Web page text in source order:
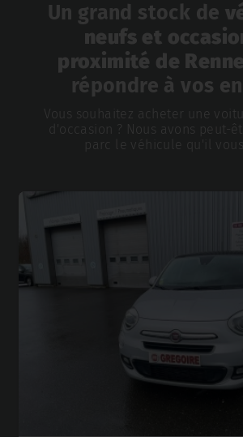
Un grand stock de
neufs et
proximité de
répondre à vos
Vous souhaitez acheter une
d'occasion ? Nous avons peut-
parc le véhicule qu'il vous